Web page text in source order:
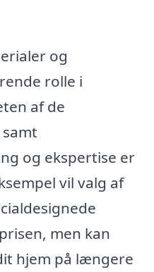
og
rolle i
af de
og ekspertise er
vil valg af
men kan
hjem på længere